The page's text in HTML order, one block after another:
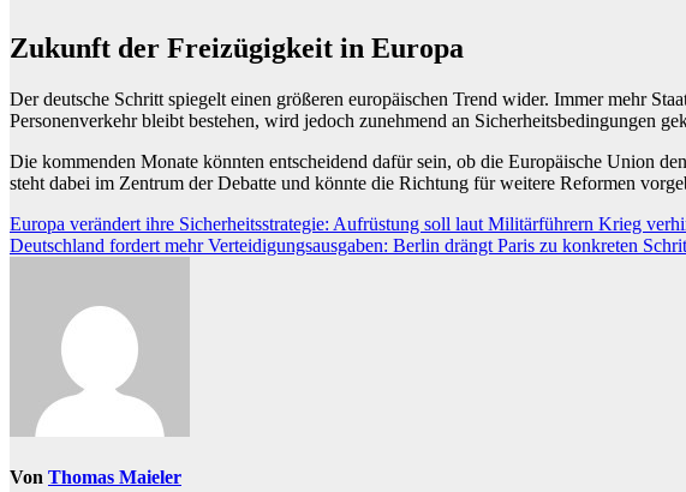
Zukunft der Freizügigkeit in Europa
Der deutsche Schritt spiegelt einen größeren europäischen Trend wider. Immer mehr
Personenverkehr bleibt bestehen, wird jedoch zunehmend an Sicherheitsbedingungen
Die kommenden Monate könnten entscheidend dafür sein, ob die Europäische Union
steht dabei im Zentrum der Debatte und könnte die Richtung für weitere Reformen
Beitragsnavigation
Europa verändert ihre Sicherheitsstrategie: Aufrüstung soll laut Militärführern Krieg
Deutschland fordert mehr Verteidigungsausgaben: Berlin drängt Paris zu konkreten
Von Thomas Maieler